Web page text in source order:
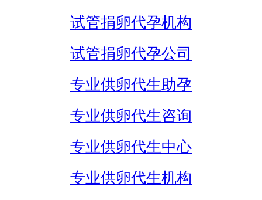
试管捐卵代孕机构
试管捐卵代孕公司
专业供卵代生助孕
专业供卵代生咨询
专业供卵代生中心
专业供卵代生机构